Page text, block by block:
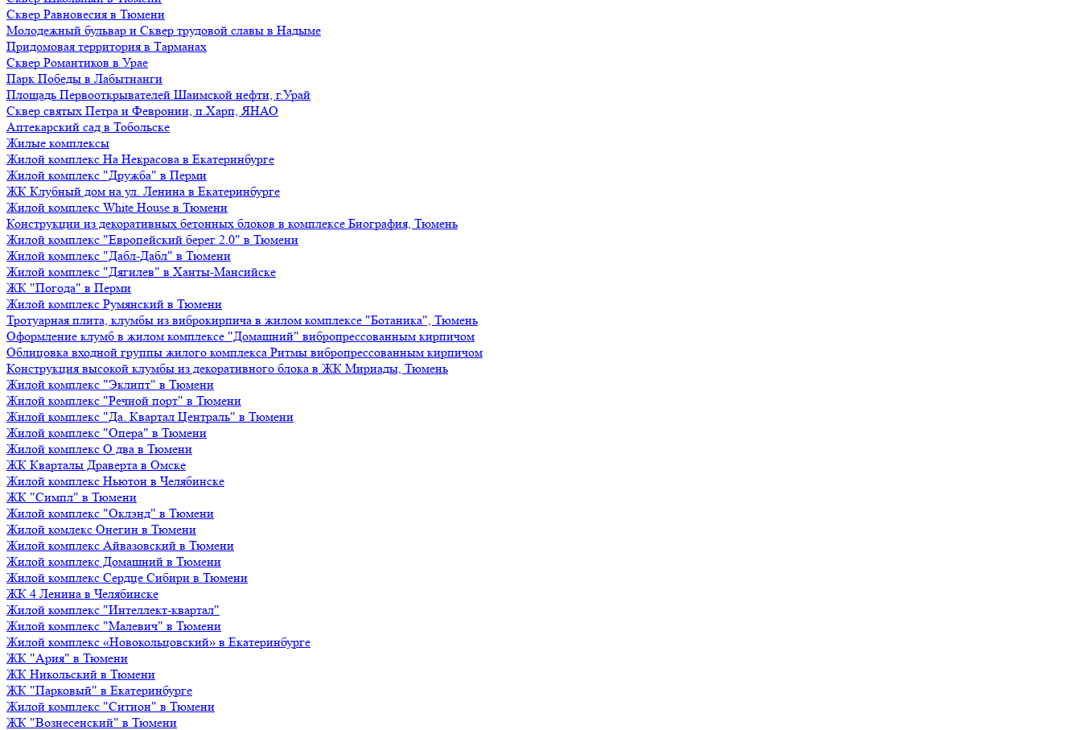
Сквер Равновесия в Тюмени
Молодежный бульвар и Сквер трудовой славы в Надыме
Придомовая территория в Тарманах
Сквер Романтиков в Урае
Парк Победы в Лабытнанги
Площадь Первооткрывателей Шаимской нефти, г.Урай
Сквер святых Петра и Февронии, п.Харп, ЯНАО
Аптекарский сад в Тобольске
Жилые комплексы
Жилой комплекс На Некрасова в Екатеринбурге
Жилой комплекс "Дружба" в Перми
ЖК Клубный дом на ул. Ленина в Екатеринбурге
Жилой комплекс White House в Тюмени
Конструкции из декоративных бетонных блоков в комплексе Биография, Тюмень
Жилой комплекс "Европейский берег 2.0" в Тюмени
Жилой комплекс "Дабл-Дабл" в Тюмени
Жилой комплекс "Дягилев" в Ханты-Мансийске
ЖК "Погода" в Перми
Жилой комплекс Румянский в Тюмени
Тротуарная плита, клумбы из виброкирпича в жилом комплексе "Ботаника", Тюмень
Оформление клумб в жилом комплексе "Домашний" вибропрессованным кирпичом
Облицовка входной группы жилого комплекса Ритмы вибропрессованным кирпичом
Конструкция высокой клумбы из декоративного блока в ЖК Мириады, Тюмень
Жилой комплекс "Эклипт" в Тюмени
Жилой комплекс "Речной порт" в Тюмени
Жилой комплекс "Да. Квартал Централь" в Тюмени
Жилой комплекс "Опера" в Тюмени
Жилой комплекс О два в Тюмени
ЖК Кварталы Драверта в Омске
Жилой комплекс Ньютон в Челябинске
ЖК "Симпл" в Тюмени
Жилой комплекс "Оклэнд" в Тюмени
Жилой комлекс Онегин в Тюмени
Жилой комплекс Айвазовский в Тюмени
Жилой комплекс Домашний в Тюмени
Жилой комплекс Сердце Сибири в Тюмени
ЖК 4 Ленина в Челябинске
Жилой комплекс "Интеллект-квартал"
Жилой комплекс "Малевич" в Тюмени
Жилой комплекс «Новокольцовский» в Екатеринбурге
ЖК "Ария" в Тюмени
ЖК Никольский в Тюмени
ЖК "Парковый" в Екатеринбурге
Жилой комплекс "Ситион" в Тюмени
ЖК "Вознесенский" в Тюмени